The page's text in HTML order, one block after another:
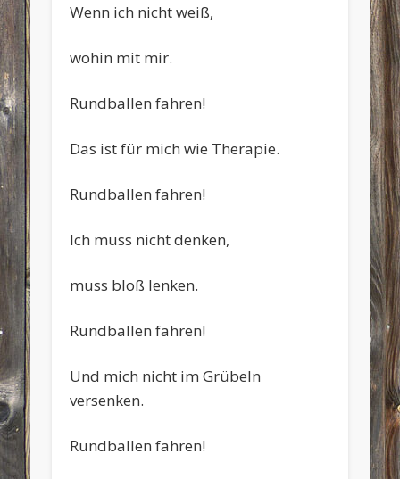
Wenn ich nicht weiß,
wohin mit mir.
Rundballen fahren!
Das ist für mich wie Therapie.
Rundballen fahren!
Ich muss nicht denken,
muss bloß lenken.
Rundballen fahren!
Und mich nicht im Grübeln
versenken.
Rundballen fahren!